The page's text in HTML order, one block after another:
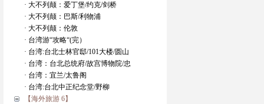
· 大不列颠：爱丁堡/约克/剑桥
· 大不列颠：巴斯/利物浦
· 大不列颠：伦敦
· 台湾游“攻略“(完）
· 台湾:台北士林官邸/101大楼/圆山
· 台湾：台北总统府/故宫博物院/忠
· 台湾：宜兰/太鲁阁
· 台湾:台北中正纪念堂/野柳
【海外旅游 6】